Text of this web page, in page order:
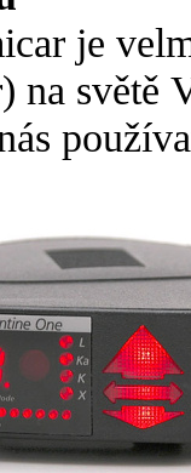
je
na světě